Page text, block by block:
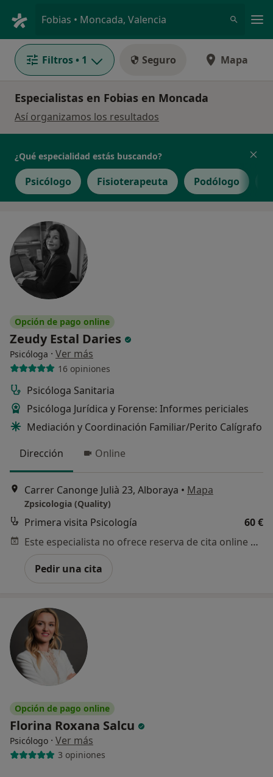
Fobias • Moncada, Valencia
Filtros • 1 Seguro Mapa
Especialistas en Fobias en Moncada
Así organizamos los resultados
¿Qué especialidad estás buscando?
Psicólogo Fisioterapeuta Podólogo
Opción de pago online
Zeudy Estal Daries
Psicóloga · Ver más
16 opiniones
Psicóloga Sanitaria
Psicóloga Jurídica y Forense: Informes periciales
Mediación y Coordinación Familiar/Perito Calígrafo
Dirección
Online
Carrer Canonge Julià 23, Alboraya • Mapa
Zpsicologia (Quality)
Primera visita Psicología
60 €
Este especialista no ofrece reserva de cita online en esta dirección.
Pedir una cita
Opción de pago online
Florina Roxana Salcu
Psicólogo · Ver más
3 opiniones